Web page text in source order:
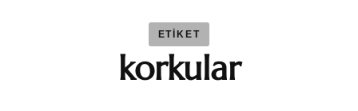
ETIKET
korkular